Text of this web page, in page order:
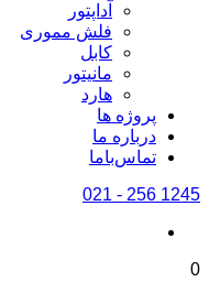
آداپتور
فلش مموری
کابل
مانیتور
هارد
پروژه ها
درباره ما
تماس‌باما
1245 256 - 021
0